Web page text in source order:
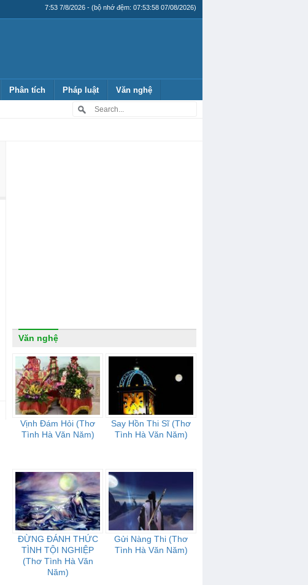
7:53 7/8/2026 - (bộ nhớ đệm: 07:53:58 07/08/2026)
Phân tích Pháp luật Văn nghệ
Văn nghệ
Vịnh Đám Hỏi (Thơ
Tình Hà Văn Năm)
Say Hồn Thi Sĩ (Thơ
Tình Hà Văn Năm)
ĐỪNG ĐÁNH THỨC
TÌNH TỘI NGHIỆP
(Thơ Tình Hà Văn
Năm)
Gửi Nàng Thi (Thơ
Tình Hà Văn Năm)